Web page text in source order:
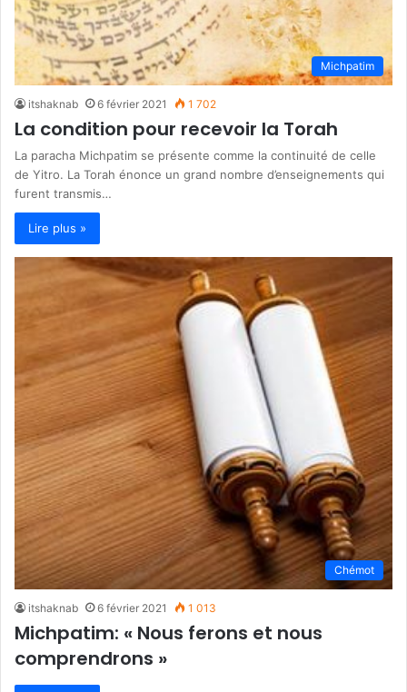
Michpatim
itshaknab 6 février 2021 1 702
La condition pour recevoir la Torah
La paracha Michpatim se présente comme la continuité de celle
de Yitro. La Torah énonce un grand nombre d’enseignements qui
furent transmis…
Lire plus »
Chémot
itshaknab 6 février 2021 1 013
Michpatim: « Nous ferons et nous
comprendrons »